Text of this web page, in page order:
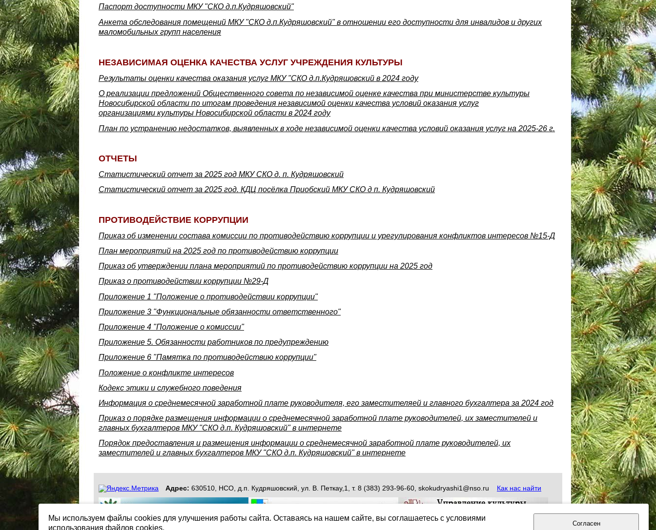
Паспорт доступности МКУ "СКО д.п.Кудряшовский"
Анкета обследования помещений МКУ "СКО д.п.Кудряшовский" в отношении его доступности для инвалидов и других
маломобильных групп населения
НЕЗАВИСИМАЯ ОЦЕНКА КАЧЕСТВА УСЛУГ УЧРЕЖДЕНИЯ КУЛЬТУРЫ
Результаты оценки качества оказания услуг МКУ "СКО д.п.Кудряшовский в 2024 году
О реализации предложений Общественного совета по независимой оценке качества при министерстве культуры
Новосибирской области по итогам проведения независимой оценки качества условий оказания услуг
организациями культуры Новосибирской области в 2024 году
План по устранению недостатков, выявленных в ходе независимой оценки качества условий оказания услуг на 2025-26 г.
ОТЧЕТЫ
Статистический отчет за 2025 год МКУ СКО д. п. Кудряшовский
Статистический отчет за 2025 год. КДЦ посёлка Приобский МКУ СКО д п. Кудряшовский
ПРОТИВОДЕЙСТВИЕ КОРРУПЦИИ
Приказ об изменении состава комиссии по противодействию коррупции и урегулирования конфликтов интересов №15-Д
План мероприятий на 2025 год по противодействию коррупции
Приказ об утверждении плана мероприятий по противодействию коррупции на 2025 год
Приказ о противодействии коррупции №29-Д
Приложение 1 "Положение о противодействии коррупции"
Приложение 3 "Функциональные обязанности ответственного"
Приложение 4 "Положение о комиссии"
Приложение 5. Обязанности работников по предупреждению
Приложение 6 "Памятка по противодействию коррупции"
Положение о конфликте интересов
Кодекс этики и служебного поведения
Информация о среднемесячной заработной плате руководителя, его заместителяей и главного бухгалтера за 2024 год
Приказ о порядке размещения информации о среднемесячной заработной плате руководителей, их заместителей и
главных бухгалтеров МКУ "СКО д.п. Кудряшовский" в интернете
Порядок предоставления и размещения информации о среднемесячной заработной плате руководителей, их
заместителей и главных бухгалтеров МКУ "СКО д.п. Кудряшовский" в интернете
Адрес: 630510, НСО, д.п. Кудряшовский, ул. В. Петкау,1, т. 8 (383) 293-96-60, skokudryashi1@nso.ru Как нас найти
Мы используем файлы cookies для улучшения работы сайта. Оставаясь на нашем сайте, вы соглашаетесь с условиями
использования файлов cookies.
Согласен